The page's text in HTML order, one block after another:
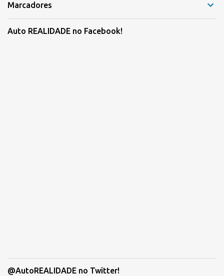
Marcadores
Auto REALIDADE no Facebook!
@AutoREALIDADE no Twitter!